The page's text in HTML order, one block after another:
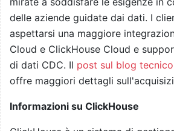
delle aziende guidate dai dati. I
aspettarsi una maggiore
Cloud e ClickHouse Cloud e
di dati CDC. Il post sul blog tecnico
offre maggiori dettagli
Informazioni su ClickHouse